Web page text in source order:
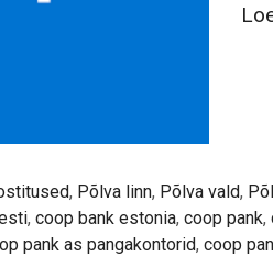
, Põlva linn, Põlva vald,
, coop bank estonia, coop pank,
pank as pangakontorid, coop